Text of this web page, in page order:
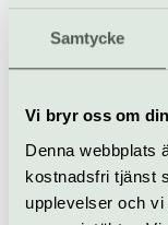
Samtycke
Vi bryr oss om
Denna webbplats
kostnadsfri tjänst
upplevelser och
Ordinarie 170 kr,
17 år 85 kr
Kafé
Hiss och
Restaurang
Hitta hit